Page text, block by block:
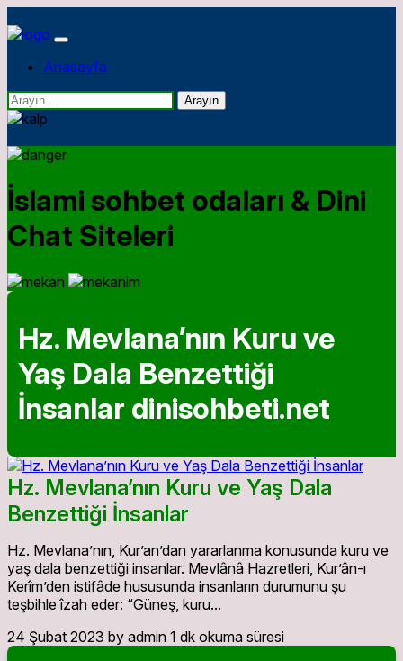
Anasayfa
Arayın
İslami sohbet odaları & Dini
Chat Siteleri
Hz. Mevlanaʼnın Kuru ve
Yaş Dala Benzettiği
İnsanlar dinisohbeti.net
Hz. Mevlanaʼnın Kuru ve Yaş Dala
Benzettiği İnsanlar
Hz. Mevlanaʼnın, Kurʼanʼdan yararlanma konusunda kuru ve
yaş dala benzettiği insanlar. Mevlânâ Hazretleri, Kurʼân-ı
Kerîmʼden istifâde hususunda insanların durumunu şu
teşbihle îzah eder: “Güneş, kuru...
24 Şubat 2023 by admin 1 dk okuma süresi